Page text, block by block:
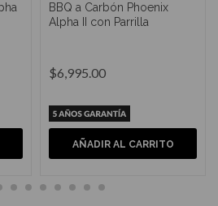
BBQ a Carbón Phoenix
Alpha II con Parrilla
$6,995.00
AÑADIR AL CARRITO